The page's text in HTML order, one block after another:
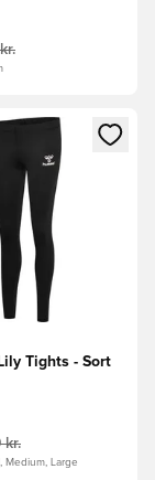
dig som
Modal til at logge
Tights - Sort
kr.
Medium, Large